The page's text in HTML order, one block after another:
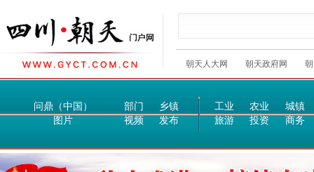
朝天人大网 朝天政府网
问鼎（中国） 部门
乡镇
图片
视频 发布
工业 农业
城镇
旅游
投资 商务